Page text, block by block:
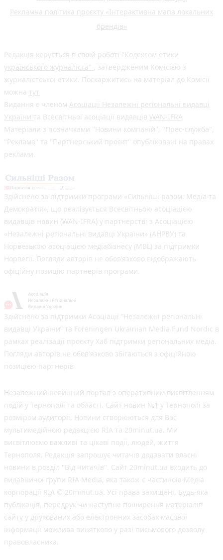
Рекламна політика проєкту «Інтерактивна мапа локальних
брендів»
Редакція керується в своїй роботі "Кодексом етики
українського журналіста" , затвердженим Комісією з
журналістської етики. Поскаржитись на матеріал до Комісії
можна тут
Видання є членом Асоціації Незалежні регіональні видавці
України та Всесвітньої асоціації видавців WAN-IFRA
Матеріали з позначками "Новини компаній", "Прес-служба",
"Реклама" та "Партнерський проєкт" опубліковані на правах
реклами.
Здійснено за підтримки програми «Сильніші разом: Медіа та
Демократія», що реалізується Всесвітньою асоціацією
видавців новин (WAN-IFRA) у партнерстві з Асоціацією
«Незалежні регіональні видавці України» (АНРВУ) та
Норвезькою асоціацією медіабізнесу (MBL) за підтримки
Норвегії. Погляди авторів не обов’язково відображають
офіційну позицію партнерів програми.
Здійснено за підтримки Асоціації “Незалежні регіональні
видавці України” та Foreningen Ukrainian Media Fund Nordic в
рамках реалізації проєкту Хаб підтримки регіональних медіа.
Погляди авторів не обов'язково збігаються з офіційною
позицією партнерів
Незалежний новинний портал з оперативним висвітленням
подій у Тернополі та області. Сайт новин №1 у Тернополі за
розміром аудиторії. Новини створюються для Вас
мультимедійною редакцією RIA та 20minut.ua. Ми
висвітлюємо важливі та цікаві події, людей, життя
Тернополя. Редакція запрошує читачів додавати власні
новини в розділ "Від читачів". Сайт 20minut.ua входить до
видавничої групи RIA Media, яка також є частиною Медіа
корпорації RIA © 20minut.ua. Усі права захищені. Будь-яка
публiкацiя, передрук чи наступне поширення матеріалів
сайту у друкованих або електронних засобах масової
інформації можлива винятково у разі письмового дозволу
правовласника.